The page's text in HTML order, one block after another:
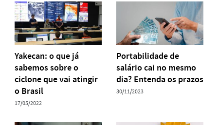
Yakecan: o que já
sabemos sobre o
ciclone que vai atingir
o Brasil
17/05/2022
Portabilidade de
salário cai no mesmo
dia? Entenda os prazos
30/11/2023